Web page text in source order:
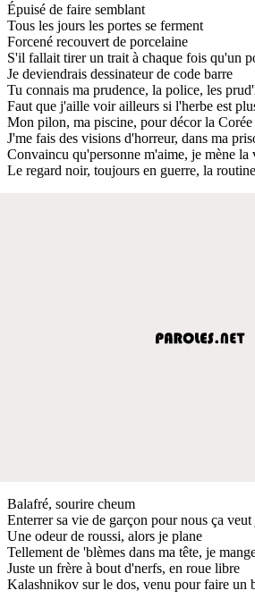
Épuisé de faire semblant
Tous les jours les portes se ferment
Forcené recouvert de porcelaine
S'il fallait tirer un trait à chaque fois qu'un
Je deviendrais dessinateur de code barre
Tu connais ma prudence, la police, les
Faut que j'aille voir ailleurs si l'herbe est
Mon pilon, ma piscine, pour décor la Corée
J'me fais des visions d'horreur, dans ma
Convaincu qu'personne m'aime, je mène la
Le regard noir, toujours en guerre, la routine
Balafré, sourire cheum
Enterrer sa vie de garçon pour nous ça
Une odeur de roussi, alors je plane
Tellement de 'blèmes dans ma tête, je
Juste un frère à bout d'nerfs, en roue libre
Kalashnikov sur le dos, venu pour faire un